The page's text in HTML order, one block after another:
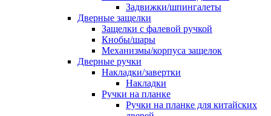
Задвижки/шпингалеты
Дверные защелки
Защелки с фалевой ручкой
Кнобы/шары
Механизмы/корпуса защелок
Дверные ручки
Накладки/завертки
Накладки
Ручки на планке
Ручки на планке для китайских